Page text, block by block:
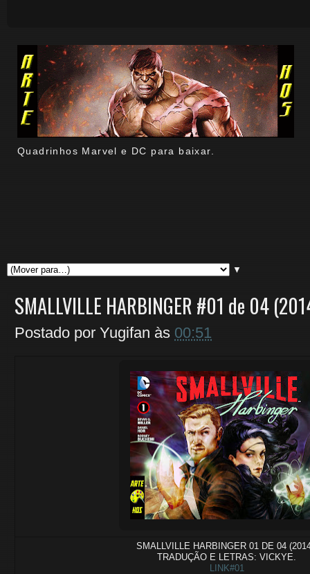
Quadrinhos Marvel e DC para baixar.
▼
SMALLVILLE HARBINGER #01 de 04
Postado por Yugifan às 00:51
SMALLVILLE HARBINGER 01 DE 04
TRADUÇÃO E LETRAS: VICKYE.
LINK#01